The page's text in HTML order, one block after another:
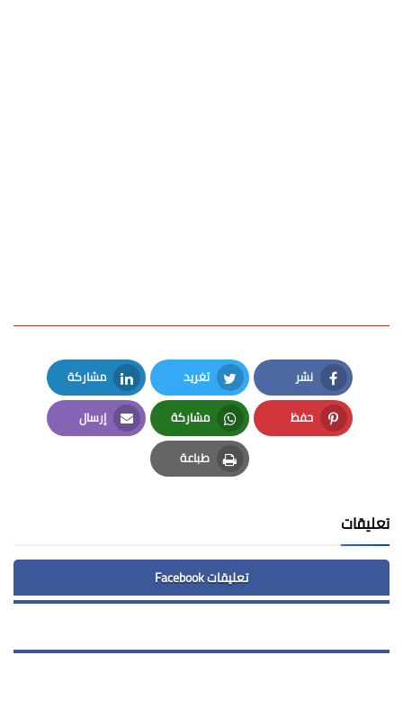
نشر
Facebook
تغريد
Twitter
مشاركة
LinkedIn
حفظ
Pinterest
مشاركة
Whatsapp
إرسال
Email
طباعة
Print
تعليقات
تعليقات Facebook